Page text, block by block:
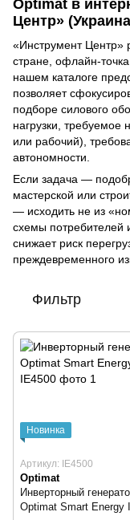
Optimat в
Центр»
«Инструмент Центр»
стране, офлайн-
нашем каталоге
позволяет
подборе силового
нагрузки,
или рабочий),
автономности.
Если задача —
мастерской или
— исходить не из
схемы потребителей
снижает риск
преждевременного
Фильтр
Новинка
Артикул: IE4500
Optimat
Инверторный
Optimat Smart Energy